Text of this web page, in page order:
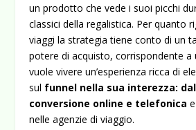
un prodotto che vede i suoi picchi
classici della regalistica. Per quanto
viaggi la strategia tiene conto di un
potere di acquisto, corrispondente a
vuole vivere un’esperienza ricca di
sul funnel nella sua interezza:
conversione online e telefonica
nelle agenzie di viaggio.